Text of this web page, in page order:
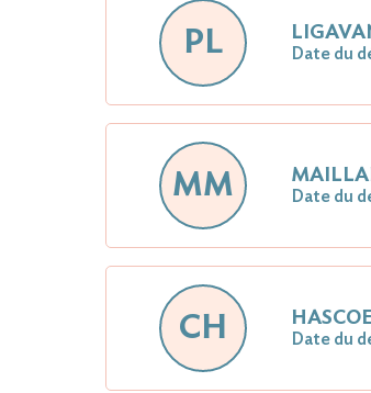
PL Date du
MM Date du
CH Date du